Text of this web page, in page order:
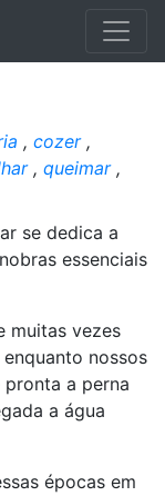
, cozer,
, queimar,
se dedica a
essenciais
muitas vezes
nossos
a perna
a água
épocas em